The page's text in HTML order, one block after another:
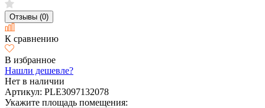
Отзывы (0)
К сравнению
В избранное
Нашли дешевле?
Нет в наличии
Артикул: PLE3097132078
Укажите площадь помещения: